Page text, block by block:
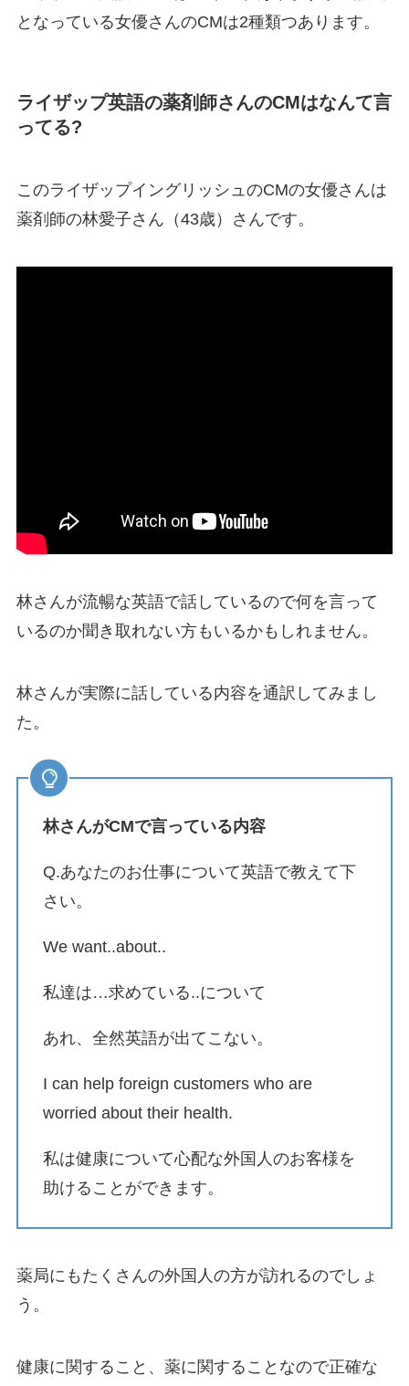
となっている女優さんのCMは2種類つあります。
ライザップ英語の薬剤師さんのCMはなんて言
ってる?
このライザップイングリッシュのCMの女優さんは
薬剤師の林愛子さん（43歳）さんです。
林さんが流暢な英語で話しているので何を言って
いるのか聞き取れない方もいるかもしれません。
林さんが実際に話している内容を通訳してみまし
た。
林さんがCMで言っている内容
Q.あなたのお仕事について英語で教えて下
さい。
We want..about..
私達は…求めている..について
あれ、全然英語が出てこない。
I can help foreign customers who are
worried about their health.
私は健康について心配な外国人のお客様を
助けることができます。
薬局にもたくさんの外国人の方が訪れるのでしょ
う。
健康に関すること、薬に関することなので正確な